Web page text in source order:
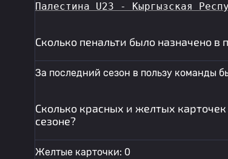
Палестина U23 - Кыргызская
Сколько пенальти было назначено в
За последний сезон в пользу команды
Сколько красных и желтых
сезоне?
Желтые карточки: 0